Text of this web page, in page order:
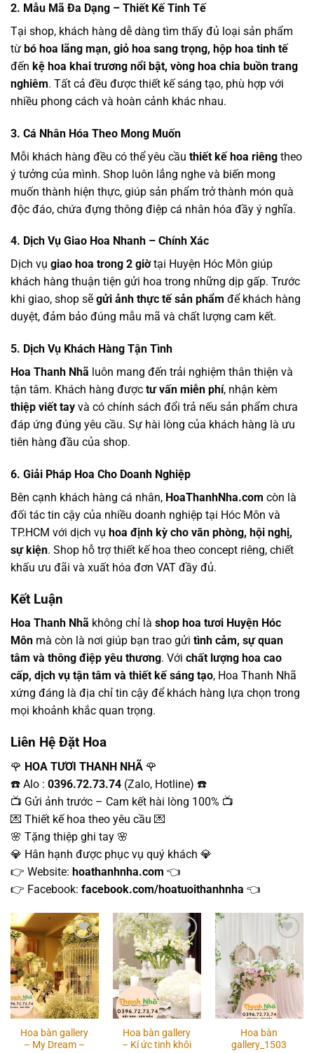
2. Mẫu Mã Đa Dạng – Thiết Kế Tinh Tế
Tại shop, khách hàng dễ dàng tìm thấy đủ loại sản phẩm
từ bó hoa lãng mạn, giỏ hoa sang trọng, hộp hoa tinh tế
đến kệ hoa khai trương nổi bật, vòng hoa chia buồn trang
nghiêm. Tất cả đều được thiết kế sáng tạo, phù hợp với
nhiều phong cách và hoàn cảnh khác nhau.
3. Cá Nhân Hóa Theo Mong Muốn
Mỗi khách hàng đều có thể yêu cầu thiết kế hoa riêng theo
ý tưởng của mình. Shop luôn lắng nghe và biến mong
muốn thành hiện thực, giúp sản phẩm trở thành món quà
độc đáo, chứa đựng thông điệp cá nhân hóa đầy ý nghĩa.
4. Dịch Vụ Giao Hoa Nhanh – Chính Xác
Dịch vụ giao hoa trong 2 giờtại Huyện Hóc Môn giúp
khách hàng thuận tiện gửi hoa trong những dịp gấp. Trước
khi giao, shop sẽ gửi ảnh thực tế sản phẩm để khách hàng
duyệt, đảm bảo đúng mẫu mã và chất lượng cam kết.
5. Dịch Vụ Khách Hàng Tận Tình
Hoa Thanh Nhã luôn mang đến trải nghiệm thân thiện và
tận tâm. Khách hàng được tư vấn miễn phí, nhận kèm
thiệp viết tay và có chính sách đổi trả nếu sản phẩm chưa
đáp ứng đúng yêu cầu. Sự hài lòng của khách hàng là ưu
tiên hàng đầu của shop.
6. Giải Pháp Hoa Cho Doanh Nghiệp
Bên cạnh khách hàng cá nhân, HoaThanhNha.com còn là
đối tác tin cậy của nhiều doanh nghiệp tại Hóc Môn và
TP.HCM với dịch vụ hoa định kỳ cho văn phòng, hội nghị,
sự kiện. Shop hỗ trợ thiết kế hoa theo concept riêng, chiết
khấu ưu đãi và xuất hóa đơn VAT đầy đủ.
Kết Luận
Hoa Thanh Nhã không chỉ là shop hoa tươi Huyện Hóc
Môn mà còn là nơi giúp bạn trao gửi tình cảm, sự quan
tâm và thông điệp yêu thương. Với chất lượng hoa cao
cấp, dịch vụ tận tâm và thiết kế sáng tạo, Hoa Thanh Nhã
xứng đáng là địa chỉ tin cậy để khách hàng lựa chọn trong
mọi khoảnh khắc quan trọng.
Liên Hệ Đặt Hoa
🌹 HOA TƯƠI THANH NHÃ 🌹
☎️ Alo : 0396.72.73.74 (Zalo, Hotline) ☎️
📺 Gửi ảnh trước – Cam kết hài lòng 100% 📺
💌 Thiết kế hoa theo yêu cầu 💌
🌸 Tặng thiệp ghi tay 🌸
💎 Hân hạnh được phục vụ quý khách 💎
👉 Website: hoathanhnha.com 👈
👉 Facebook: facebook.com/hoatuoithanhnha 👈
Add to
wishlist
Hoa bàn gallery
– My Dream –
Add to
wishlist
Hoa bàn gallery
– Kí ức tinh khôi
Add to
wishlist
Hoa bàn
gallery_1503